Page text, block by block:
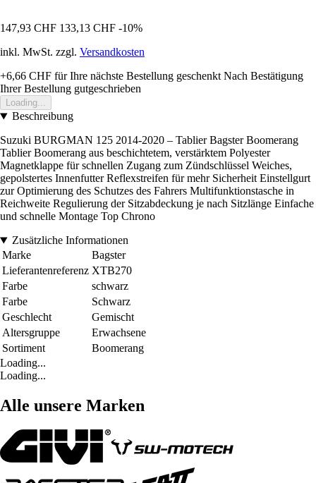
147,93 CHF 133,13 CHF -10%
inkl. MwSt. zzgl. Versandkosten
+6,66 CHF für Ihre nächste Bestellung geschenkt Nach Bestätigung
Ihrer Bestellung gutgeschrieben
Loading...
Beschreibung
Suzuki BURGMAN 125 2014-2020 – Tablier Bagster Boomerang
Tablier Boomerang aus beschichtetem, verstärktem Polyester
Magnetklappe für schnellen Zugang zum Zündschlüssel Weiches,
gepolstertes Innenfutter Reflexstreifen für mehr Sicherheit Einstellgurt
zur Optimierung des Schutzes des Fahrers Multifunktionstasche in
Reichweite Regulierung der Sitzabdeckung je nach Sitzlänge Einfache
und schnelle Montage Top Chrono
Zusätzliche Informationen
Marke
Bagster
Lieferantenreferenz XTB270
Farbe
schwarz
Farbe
Schwarz
Geschlecht
Gemischt
Altersgruppe
Erwachsene
Sortiment
Boomerang
Loading...
Loading...
Alle unsere Marken